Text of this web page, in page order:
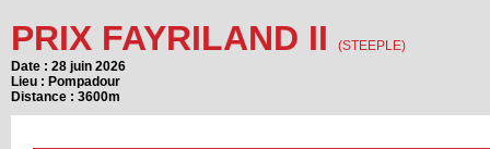
PRIX FAYRILAND II
(STEEPLE)
Date : 28 juin 2026
Lieu : Pompadour
Distance : 3600m